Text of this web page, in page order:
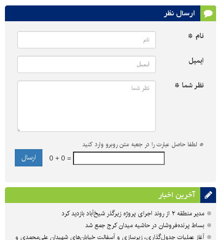
ارسال نظر
نام *
ایمیل
نظر شما *
* لطفا حاصل عبارت را در جعبه متن روبرو وارد کنید
0 + 0 =
آخرین اخبار
مدیر منطقه ۲ از روند اجرای پروژه زیرگذر شیخ‌آباد بازدید کرد
بساط پرنده‌فروشان در حاشیه میدان کرج جمع شد
آغاز عملیات جدول‌گذاری، زیرسازی و آسفالت خیابان‌های شهیدان علی‌محمدی و